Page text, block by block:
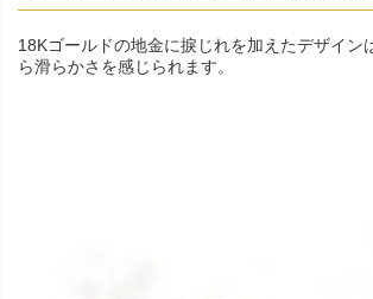
18Kゴールドの地金に捩じれを加えたデザイン
ら滑らかさを感じられます。